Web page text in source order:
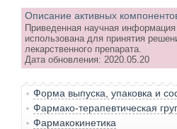
Описание активных
Приведенная научная
использована для принятия
лекарственного препарата.
Дата обновления: 2020.05.20
Форма выпуска, упаковка и
Фармако-терапевтическая
Фармакокинетика